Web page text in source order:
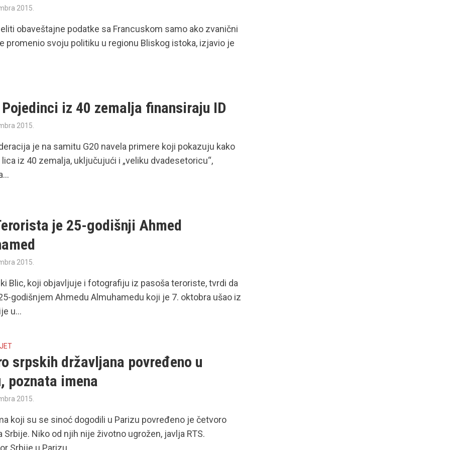
2015.
obaveštajne podatke sa Francuskom samo ako zvanični
promenio svoju politiku u regionu Bliskog istoka, izjavio je
iz 40 zemalja finansiraju ID
2015.
je na samitu G20 navela primere koji pokazuju kako
iz 40 zemalja, uključujući i „veliku dvadesetoricu“,
je 25-godišnji Ahmed
2015.
Blic, koji objavljuje i fotografiju iz pasoša teroriste, tvrdi da
godišnjem Ahmedu Almuhamedu koji je 7. oktobra ušao iz
u...
srpskih državljana povređeno u
poznata imena
2015.
koji su se sinoć dogodili u Parizu povređeno je četvoro
Srbije. Niko od njih nije životno ugrožen, javlja RTS.
Srbije u Parizu...